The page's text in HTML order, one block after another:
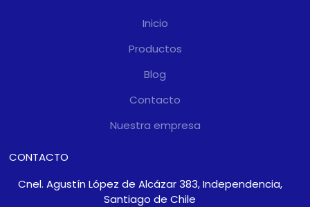
Inicio
Productos
Blog
Contacto
Nuestra empresa
CONTACTO
Cnel. Agustín López de Alcázar 383, Independencia,
Santiago de Chile